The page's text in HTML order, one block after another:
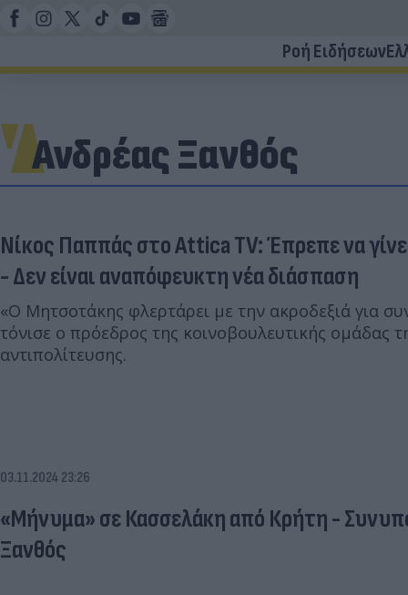
Ροή Ειδήσεων
Ανδρέας Ξανθός
Νίκος Παππάς στο Attica TV: Έπρεπε να
- Δεν είναι αναπόφευκτη νέα διάσπαση
«Ο Μητσοτάκης φλερτάρει με την ακροδεξιά για
τόνισε ο πρόεδρος της κοινοβουλευτικής ομάδας
αντιπολίτευσης.
03.11.2024 23:26
«Μήνυμα» σε Κασσελάκη από Κρήτη -
Ξανθός